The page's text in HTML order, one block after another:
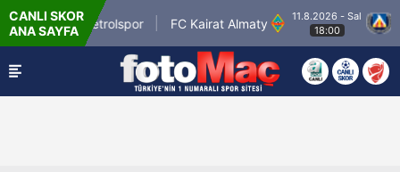
CANLI SKOR
ANA SAYFA
Batman Petrolspor FC Kairat Almaty
11.8.2026 - Sal
PFC